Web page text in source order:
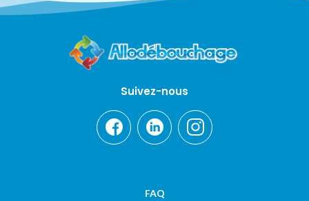
Suivez-nous
FAQ